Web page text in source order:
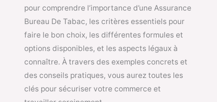
pour comprendre l’importance d’une Assurance
Bureau De Tabac, les critères essentiels pour
faire le bon choix, les différentes formules et
options disponibles, et les aspects légaux à
connaître. À travers des exemples concrets et
des conseils pratiques, vous aurez toutes les
clés pour sécuriser votre commerce et